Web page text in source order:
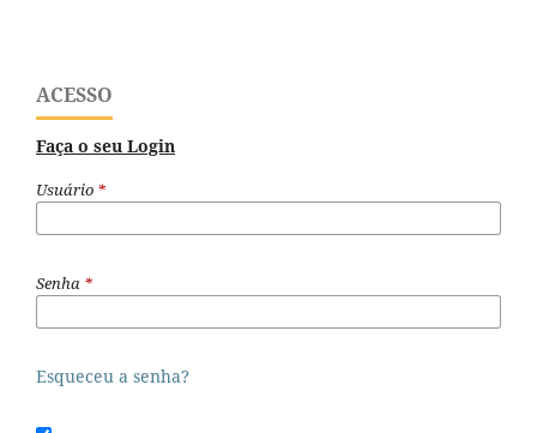
ACESSO
Faça o seu Login
Usuário *
Senha *
Esqueceu a senha?